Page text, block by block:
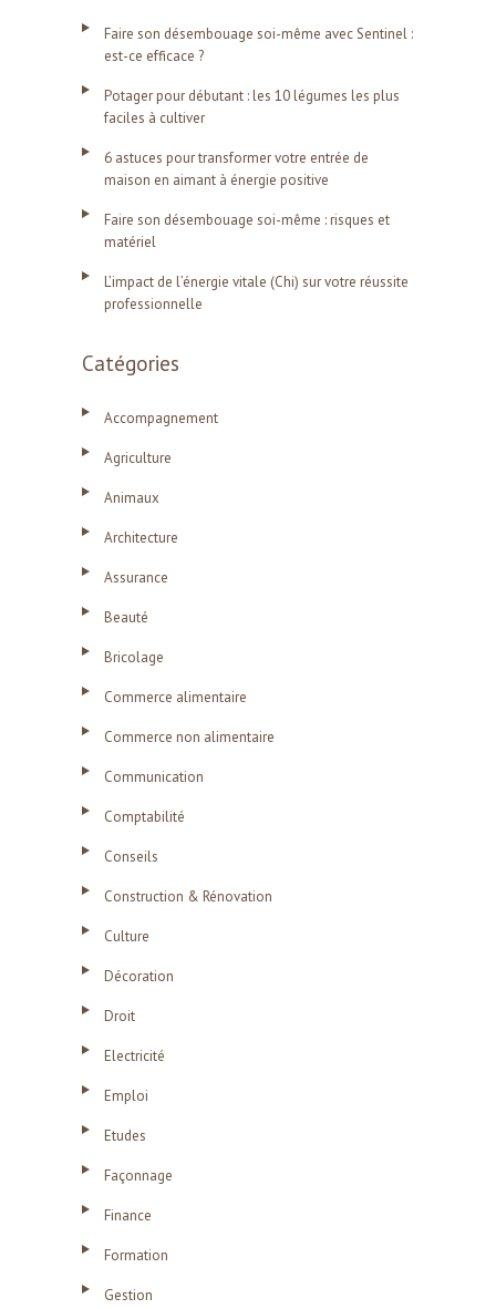
Faire son désembouage soi-même avec Sentinel :
est-ce efficace ?
Potager pour débutant : les 10 légumes les plus
faciles à cultiver
6 astuces pour transformer votre entrée de
maison en aimant à énergie positive
Faire son désembouage soi-même : risques et
matériel
L’impact de l’énergie vitale (Chi) sur votre réussite
professionnelle
Catégories
Accompagnement
Agriculture
Animaux
Architecture
Assurance
Beauté
Bricolage
Commerce alimentaire
Commerce non alimentaire
Communication
Comptabilité
Conseils
Construction & Rénovation
Culture
Décoration
Droit
Electricité
Emploi
Etudes
Façonnage
Finance
Formation
Gestion